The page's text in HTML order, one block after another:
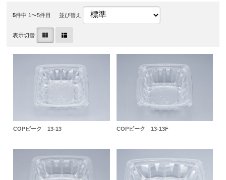
5件中 1〜5件目 並び替え
表示切替
COPピーク 13-13 COPピーク 13-13F